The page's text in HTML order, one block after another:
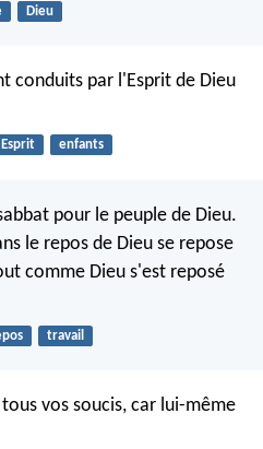
Dieu
conduits par l'Esprit de Dieu
Esprit enfants
pour le peuple de Dieu.
le repos de Dieu se repose
comme Dieu s'est reposé
travail
vos soucis, car lui-même